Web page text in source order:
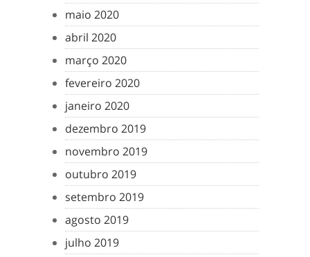
maio 2020
abril 2020
março 2020
fevereiro 2020
janeiro 2020
dezembro 2019
novembro 2019
outubro 2019
setembro 2019
agosto 2019
julho 2019